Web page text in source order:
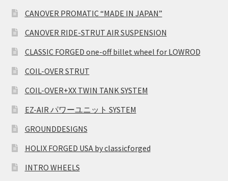
CANOVER PROMATIC “MADE IN JAPAN”
CANOVER RIDE-STRUT AIR SUSPENSION
CLASSIC FORGED one-off billet wheel for LOWROD
COIL-OVER STRUT
COIL-OVER+XX TWIN TANK SYSTEM
EZ-AIR パワーユニット SYSTEM
GROUNDDESIGNS
HOLIX FORGED USA by classicforged
INTRO WHEELS